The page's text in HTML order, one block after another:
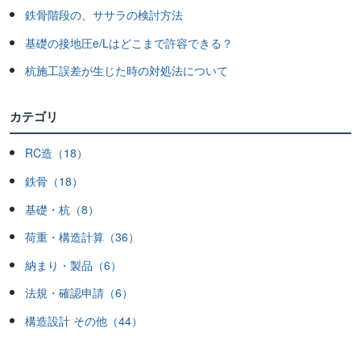
鉄骨階段の、ササラの検討方法
基礎の接地圧e/Lはどこまで許容できる？
杭施工誤差が生じた時の対処法について
カテゴリ
RC造（18）
鉄骨（18）
基礎・杭（8）
荷重・構造計算（36）
納まり・製品（6）
法規・確認申請（6）
構造設計 その他（44）